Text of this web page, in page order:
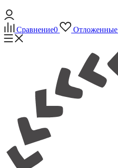
Сравнение0 Отложенные